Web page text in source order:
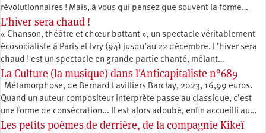
révolutionnaires ! Mais, à vous qui pensez que souvent la forme…
L’hiver sera chaud !
« Chanson, théâtre et chœur battant », un spectacle véritablement
écosocialiste à Paris et Ivry (94) jusqu’au 22 décembre. L’hiver sera
chaud ! est un spectacle en grande partie chanté, mêlant…
La Culture (la musique) dans l'Anticapitaliste n°689
Métamorphose, de Bernard Lavilliers Barclay, 2023, 16,99 euros.
Quand un auteur compositeur interprète passe au classique, c’est
une forme de consécration... Il est alors adoubé, enfin accueilli au…
Les petits poèmes de derrière, de la compagnie Kikeï